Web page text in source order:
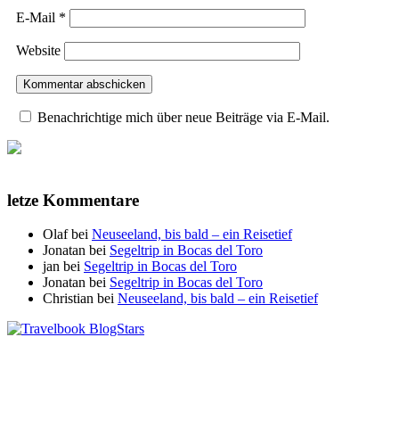
E-Mail *
Website
Benachrichtige mich über neue Beiträge via E-Mail.
letze Kommentare
Olafbei Neuseeland, bis bald – ein Reisetief
Jonatan bei Segeltrip in Bocas del Toro
jan bei Segeltrip in Bocas del Toro
Jonatan bei Segeltrip in Bocas del Toro
Christian bei Neuseeland, bis bald – ein Reisetief